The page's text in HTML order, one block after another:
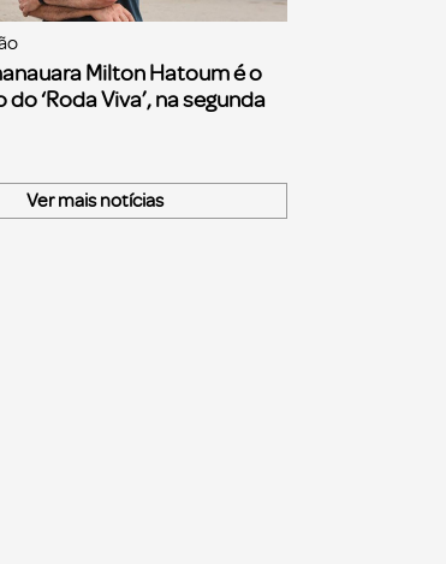
Milton Hatoum é o
‘Roda Viva’, na segunda
Ver mais notícias